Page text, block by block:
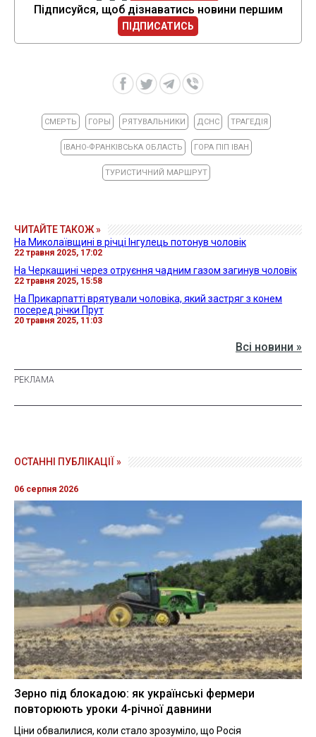
Підписуйся, щоб дізнаватись новини першим
ПІДПИСАТИСЬ
СМЕРТЬ ГОРЫ РЯТУВАЛЬНИКИ ДСНС ТРАГЕДІЯ
ІВАНО-ФРАНКІВСЬКА ОБЛАСТЬ ГОРА ПІП ІВАН
ТУРИСТИЧНИЙ МАРШРУТ
ЧИТАЙТЕ ТАКОЖ »
На Миколаївщині в річці Інгулець потонув чоловік
22 травня 2025, 17:02
На Черкащині через отруєння чадним газом загинув чоловік
22 травня 2025, 15:58
На Прикарпатті врятували чоловіка, який застряг з конем
посеред річки Прут
20 травня 2025, 11:03
Всі новини »
ОСТАННІ ПУБЛІКАЦІЇ »
06 серпня 2026
Зерно під блокадою: як українські фермери
повторюють уроки 4-річної давнини
Ціни обвалилися, коли стало зрозуміло, що Росія